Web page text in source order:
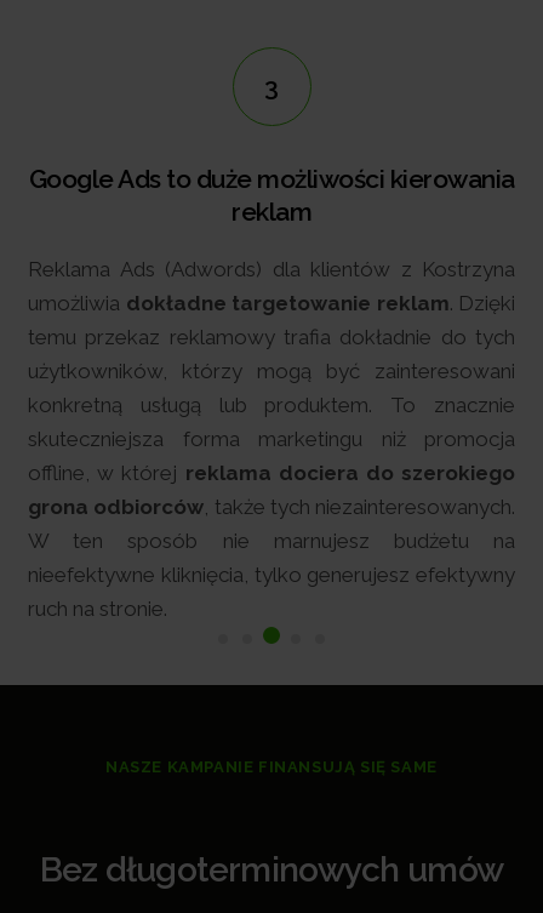
Ads to duże możliwości kierowania
Ads (Adwords) dla klientów z Kostrzyna
dokładne targetowanie reklam. Dzięki
reklamowy trafia dokładnie do tych
którzy mogą być zainteresowani
usługą lub produktem. To znacznie
forma marketingu niż promocja
w którejreklama dociera do szerokiego
odbiorców, także tych niezainteresowanych.
sposób nie marnujesz budżetu na
kliknięcia, tylko generujesz efektywny
stronie.
NASZE KAMPANIE FINANSUJĄ SIĘ SAME
Bez długoterminowych umów